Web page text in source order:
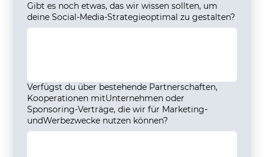
Gibt es noch etwas, das wir wissen sollten, um
deine Social-Media-Strategieoptimal zu gestalten?
Verfügst du über bestehende Partnerschaften,
Kooperationen mitUnternehmen oder
Sponsoring-Verträge, die wir für Marketing-
undWerbezwecke nutzen können?